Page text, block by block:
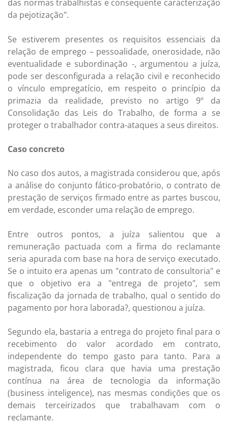
das normas trabalhistas e consequente caracterização
da pejotização".
Se estiverem presentes os requisitos essenciais da
relação de emprego – pessoalidade, onerosidade, não
eventualidade e subordinação -, argumentou a juíza,
pode ser desconfigurada a relação civil e reconhecido
o vínculo empregatício, em respeito o princípio da
primazia da realidade, previsto no artigo 9º da
Consolidação das Leis do Trabalho, de forma a se
proteger o trabalhador contra-ataques a seus direitos.
Caso concreto
No caso dos autos, a magistrada considerou que, após
a análise do conjunto fático-probatório, o contrato de
prestação de serviços firmado entre as partes buscou,
em verdade, esconder uma relação de emprego.
Entre outros pontos, a juíza salientou que a
remuneração pactuada com a firma do reclamante
seria apurada com base na hora de serviço executado.
Se o intuito era apenas um "contrato de consultoria" e
que o objetivo era a "entrega de projeto", sem
fiscalização da jornada de trabalho, qual o sentido do
pagamento por hora laborada?, questionou a juíza.
Segundo ela, bastaria a entrega do projeto final para o
recebimento do valor acordado em contrato,
independente do tempo gasto para tanto. Para a
magistrada, ficou clara que havia uma prestação
contínua na área de tecnologia da informação
(business inteligence), nas mesmas condições que os
demais terceirizados que trabalhavam com o
reclamante.